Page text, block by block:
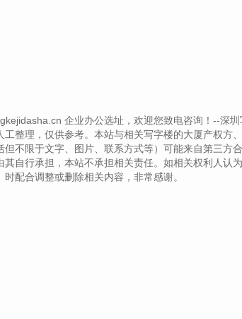
企业办公选址，欢迎您致电咨询！--深
整理，仅供参考。本站与相关写字楼的大厦产权
不限于文字、图片、联系方式等）可能来自第三方
自行承担，本站不承担相关责任。如相关权利人认
时配合调整或删除相关内容，非常感谢。